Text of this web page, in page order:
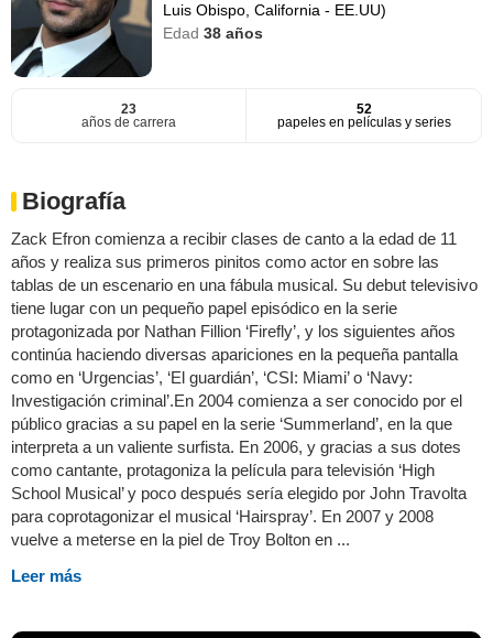
Luis Obispo, California - EE.UU)
Edad38 años
23
años de carrera
52
papeles en películas y series
Biografía
Zack Efron comienza a recibir clases de canto a la edad de 11
años y realiza sus primeros pinitos como actor en sobre las
tablas de un escenario en una fábula musical. Su debut televisivo
tiene lugar con un pequeño papel episódico en la serie
protagonizada por Nathan Fillion ‘Firefly’, y los siguientes años
continúa haciendo diversas apariciones en la pequeña pantalla
como en ‘Urgencias’, ‘El guardián’, ‘CSI: Miami’ o ‘Navy:
Investigación criminal’.En 2004 comienza a ser conocido por el
público gracias a su papel en la serie ‘Summerland’, en la que
interpreta a un valiente surfista. En 2006, y gracias a sus dotes
como cantante, protagoniza la película para televisión ‘High
School Musical’ y poco después sería elegido por John Travolta
para coprotagonizar el musical ‘Hairspray’. En 2007 y 2008
vuelve a meterse en la piel de Troy Bolton en ...
Leer más